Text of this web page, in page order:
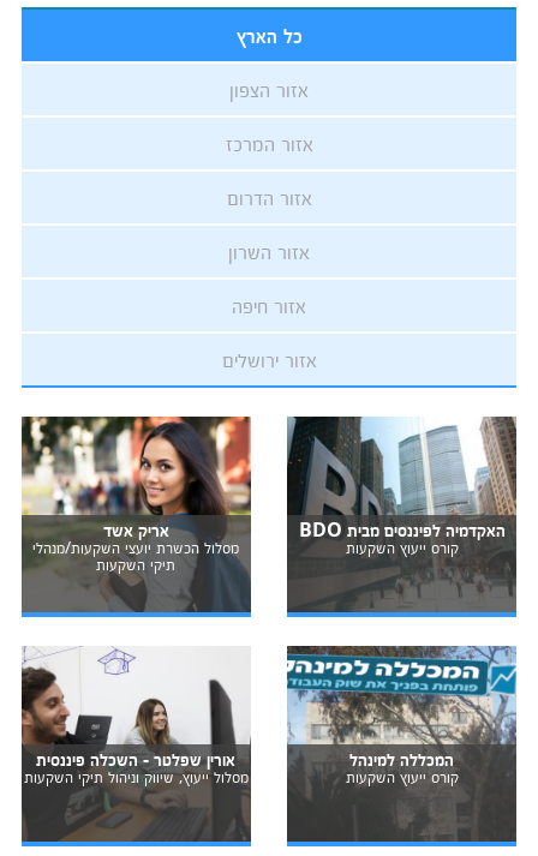
כל הארץ
אזור הצפון
אזור המרכז
אזור הדרום
אזור השרון
אזור חיפה
אזור ירושלים
האקדמיה לפיננסים מבית BDO
קורס ייעוץ השקעות
אריק אשד
מסלול הכשרת יועצי השקעות/מנהלי
תיקי השקעות
המכללה למינהל
קורס ייעוץ השקעות
אורין שפלטר - השכלה פיננסית
מסלול ייעוץ, שיווק וניהול תיקי השקעות